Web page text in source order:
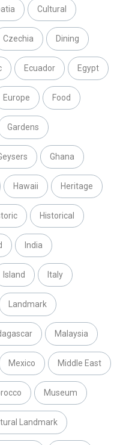
Cultural
Czechia Dining
Ecuador Egypt
Europe Food
Gardens
Ghana
Hawaii Heritage
Historical
India
Island Italy
Landmark
Malaysia
Mexico Middle East
Museum
Landmark